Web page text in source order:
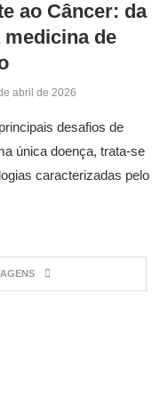
ao Câncer: da
medicina de
abril de 2026
desafios de
única doença, trata-se
caracterizadas pelo